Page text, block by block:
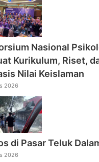
Nasional
Kurikulum, Riset,
Nilai Keislaman
2026
di Pasar Teluk
2026